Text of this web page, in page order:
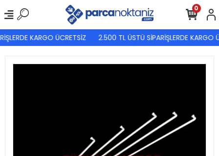
KARGO ÜCRETSİZ 2.500 TL ÜSTÜ SİPARİŞLERDE KARGO
0